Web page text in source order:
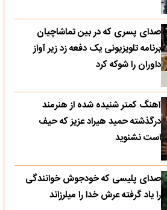
صدای پسری که در بین تماشاچیان
برنامه تلویزیونی یک دفعه زد زیر آواز
داوران را شوکه کرد
آهنگ کمتر شنیده شده از هنرمند
درگذشته حمید هیراد عزیز که حیف
است نشنوید
صدای پلیسی که خودجوش خوانندگی
را یاد گرفته عرش خدا را میلرزاند